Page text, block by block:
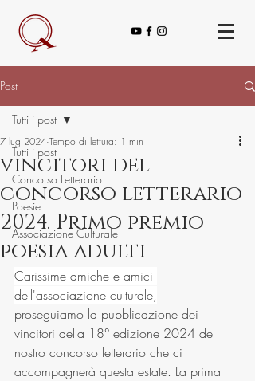
Post
Tutti i post
Concorso Letterario
Poesie
Associazione Culturale
Tutti i post
vincitori del
concorso letterario
2024. Primo premio
poesia adulti
7 lug 2024 Tempo di lettura: 1 min
Carissime amiche e amici
dell'associazione culturale,
proseguiamo la pubblicazione dei
vincitori della 18° edizione 2024 del
nostro concorso letterario che ci
accompagnerà questa estate. La prima